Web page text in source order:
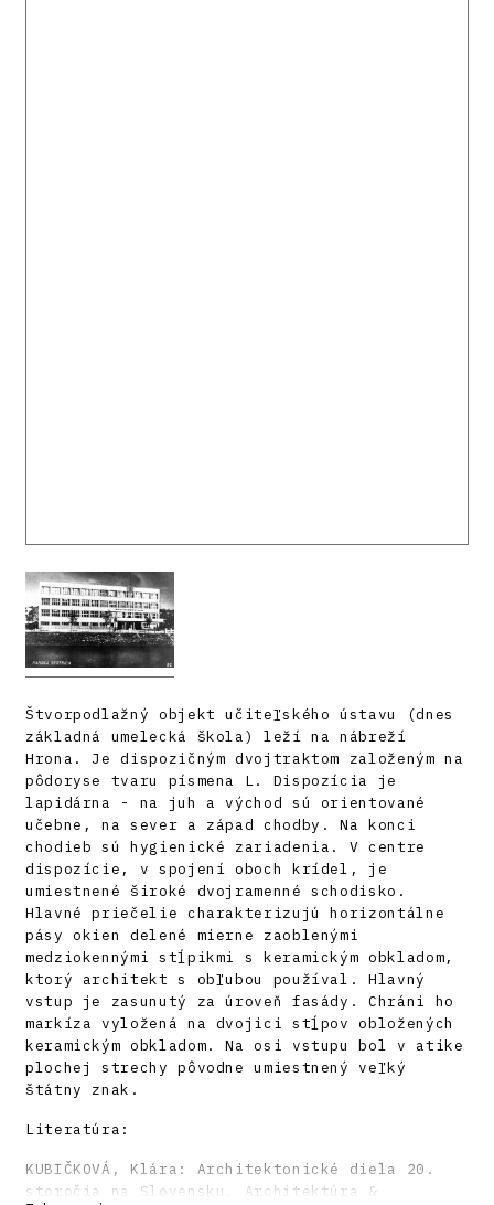
Štvorpodlažný objekt učiteľského ústavu (dnes
základná umelecká škola) leží na nábreží
Hrona. Je dispozičným dvojtraktom založeným na
pôdoryse tvaru písmena L. Dispozícia je
lapidárna - na juh a východ sú orientované
učebne, na sever a západ chodby. Na konci
chodieb sú hygienické zariadenia. V centre
dispozície, v spojení oboch krídel, je
umiestnené široké dvojramenné schodisko.
Hlavné priečelie charakterizujú horizontálne
pásy okien delené mierne zaoblenými
medziokennými stĺpikmi s keramickým obkladom,
ktorý architekt s obľubou používal. Hlavný
vstup je zasunutý za úroveň fasády. Chráni ho
markíza vyložená na dvojici stĺpov obložených
keramickým obkladom. Na osi vstupu bol v atike
plochej strechy pôvodne umiestnený veľký
štátny znak.
Literatúra:
KUBIČKOVÁ, Klára: Architektonické diela 20.
storočia na Slovensku. Architektúra &